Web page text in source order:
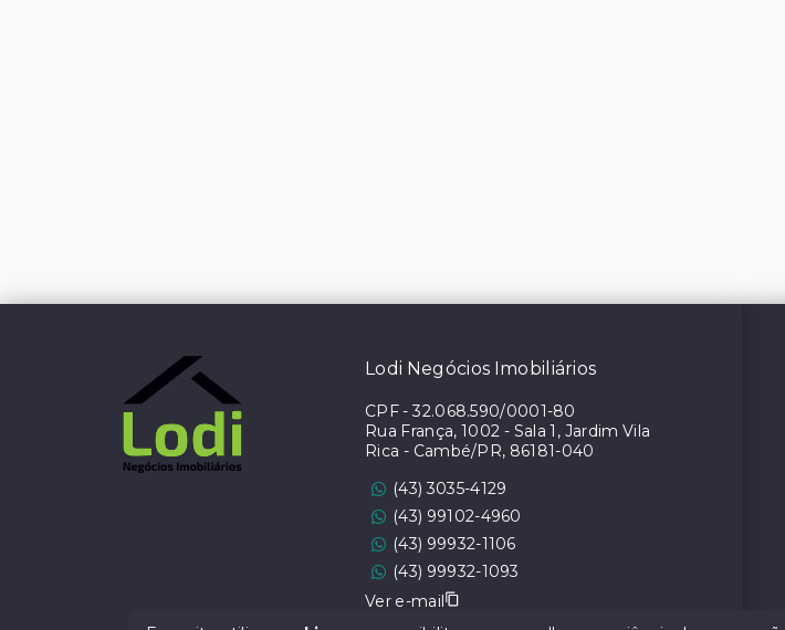
Lodi Negócios Imobiliários
CPF-32.068.590/0001-80
Rua França, 1002 - Sala 1, Jardim Vila
Rica - Cambé/PR, 86181-040
(43) 3035-4129
(43) 99102-4960
(43) 99932-1106
(43) 99932-1093
Ver e-mail